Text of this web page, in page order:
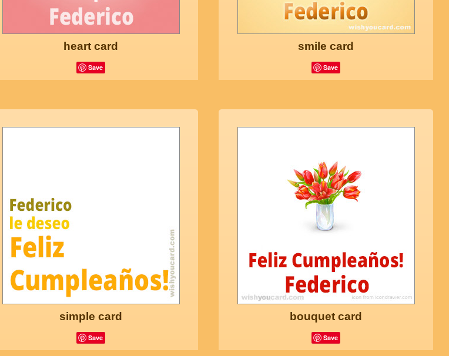
heart card
Save
smile card
Save
simple card
Save
bouquet card
Save